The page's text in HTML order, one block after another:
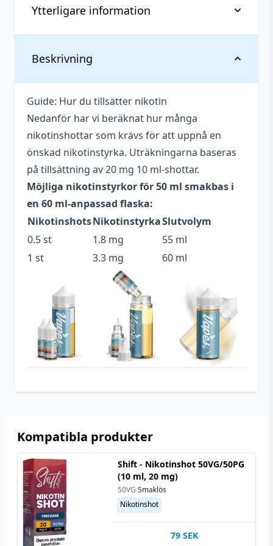
Shortfill)
mängd
Beskrivning
Guide: Hur du tillsätter nikotin
Nedanför har vi beräknat hur många
nikotinshottar som krävs för att uppnå en
önskad nikotinstyrka. Uträkningarna baseras
på tillsättning av 20 mg 10 ml-shottar.
Möjliga nikotinstyrkor för 50 ml smakbas i
en 60 ml-anpassad flaska:
NikotinshotsNikotinstyrkaSlutvolym
0.5 st
1.8 mg
55 ml
1 st
3.3 mg 60 ml
Ytterligare information
Vikt
Anpassad för
nikotinstyrka
Antal ml
50 ml
Beskrivande
Bärig ,Söt ,
Blandning
70VG / 30PG
Flaskstorlek
60 ml
Innehåller
cooling
Okänt
Tillverkare
Glas Basix
Shortfill
Utrymme för
nikotinshots
10 ml (1 st)
Smakprofil
Blåbär Kaka Vanilj ,
Smörkräm
Kompatibla produkter
Shift - Nikotinshot 50VG/50PG
(10 ml, 20 mg)
50VG Smaklös
Nikotinshot
79 SEK